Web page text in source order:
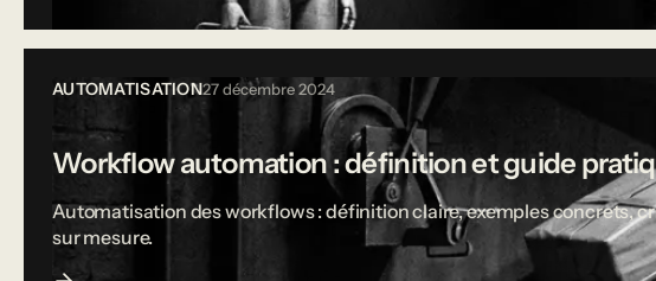
AUTOMATISATION27 décembre 2024
Workflow automation : définition et guide
Automatisation des workflows : définition claire, exemples concrets,
sur mesure.